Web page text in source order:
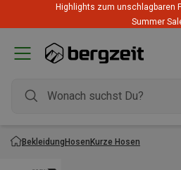
Highlights zum unschlagbaren
Summer
BekleidungHosenKurze Hosen